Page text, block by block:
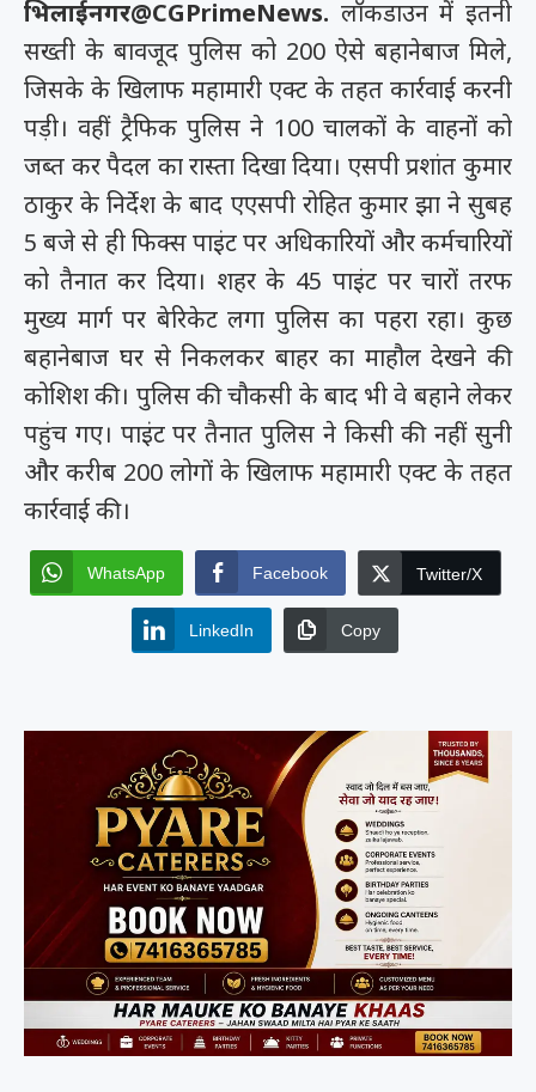
भिलाईनगर@CGPrimeNews. लॉकडाउन में इतनी
सख्ती के बावजूद पुलिस को 200 ऐसे बहानेबाज मिले,
जिसके के खिलाफ महामारी एक्ट के तहत कार्रवाई करनी
पड़ी। वहीं ट्रैफिक पुलिस ने 100 चालकों के वाहनों को
जब्त कर पैदल का रास्ता दिखा दिया। एसपी प्रशांत कुमार
ठाकुर के निर्देश के बाद एएसपी रोहित कुमार झा ने सुबह
5 बजे से ही फिक्स पाइंट पर अधिकारियों और कर्मचारियों
को तैनात कर दिया। शहर के 45 पाइंट पर चारों तरफ
मुख्य मार्ग पर बेरिकेट लगा पुलिस का पहरा रहा। कुछ
बहानेबाज घर से निकलकर बाहर का माहौल देखने की
कोशिश की। पुलिस की चौकसी के बाद भी वे बहाने लेकर
पहुंच गए। पाइंट पर तैनात पुलिस ने किसी की नहीं सुनी
और करीब 200 लोगों के खिलाफ महामारी एक्ट के तहत
कार्रवाई की।
WhatsApp Facebook Twitter/X
LinkedIn Copy